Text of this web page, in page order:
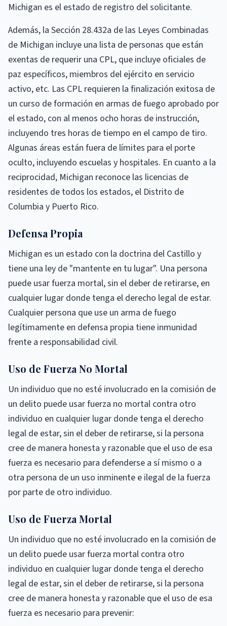
Michigan es el estado de registro del solicitante.
Además, la Sección 28.432a de las Leyes Combinadas
de Michigan incluye una lista de personas que están
exentas de requerir una CPL, que incluye oficiales de
paz específicos, miembros del ejército en servicio
activo, etc. Las CPL requieren la finalización exitosa de
un curso de formación en armas de fuego aprobado por
el estado, con al menos ocho horas de instrucción,
incluyendo tres horas de tiempo en el campo de tiro.
Algunas áreas están fuera de límites para el porte
oculto, incluyendo escuelas y hospitales. En cuanto a la
reciprocidad, Michigan reconoce las licencias de
residentes de todos los estados, el Distrito de
Columbia y Puerto Rico.
Defensa Propia
Michigan es un estado con la doctrina del Castillo y
tiene una ley de "mantente en tu lugar". Una persona
puede usar fuerza mortal, sin el deber de retirarse, en
cualquier lugar donde tenga el derecho legal de estar.
Cualquier persona que use un arma de fuego
legítimamente en defensa propia tiene inmunidad
frente a responsabilidad civil.
Uso de Fuerza No Mortal
Un individuo que no esté involucrado en la comisión de
un delito puede usar fuerza no mortal contra otro
individuo en cualquier lugar donde tenga el derecho
legal de estar, sin el deber de retirarse, si la persona
cree de manera honesta y razonable que el uso de esa
fuerza es necesario para defenderse a sí mismo o a
otra persona de un uso inminente e ilegal de la fuerza
por parte de otro individuo.
Uso de Fuerza Mortal
Un individuo que no esté involucrado en la comisión de
un delito puede usar fuerza mortal contra otro
individuo en cualquier lugar donde tenga el derecho
legal de estar, sin el deber de retirarse, si la persona
cree de manera honesta y razonable que el uso de esa
fuerza es necesario para prevenir: